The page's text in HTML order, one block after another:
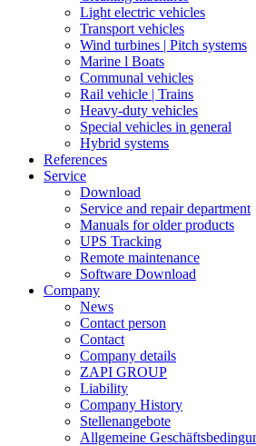
Light electric vehicles
Transport vehicles
Wind turbines | Pitch systems
Marine l Boats
Communal vehicles
Rail vehicle | Trains
Heavy-duty vehicles
Special vehicles in general
Hybrid systems
References
Service
Download
Service and repair department
Manuals for older products
UPS Tracking
Remote maintenance
Software Download
Company
News
Contact person
Contact
Company details
ZAPI GROUP
Liability
Company History
Stellenangebote
Allgemeine